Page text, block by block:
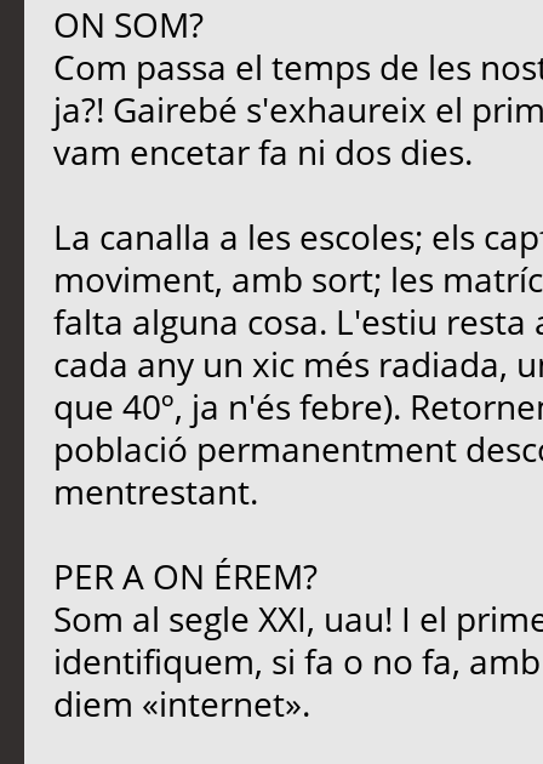
ON SOM?
Com passa el temps de les
ja?! Gairebé s'exhaureix el
vam encetar fa ni dos dies.
La canalla a les escoles; els
moviment, amb sort; les
falta alguna cosa. L'estiu
cada any un xic més radiada,
que 40º, ja n'és febre).
població permanentment
mentrestant.
PER A ON ÉREM?
Som al segle XXI, uau! I el
identifiquem, si fa o no fa,
diem «internet».